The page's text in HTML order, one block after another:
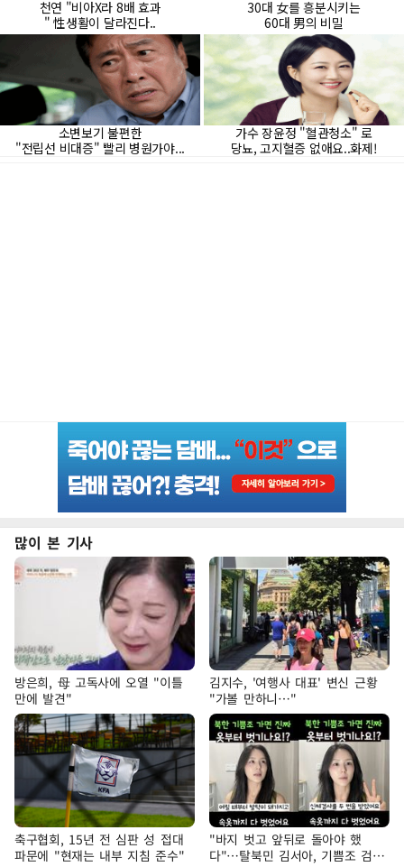
많이 본 기사
방은희, 母 고독사에 오열 "이틀
만에 발견"
김지수, '여행사 대표' 변신 근황
"가볼 만하니…"
축구협회, 15년 전 심판 성 접대
파문에 "현재는 내부 지침 준수"
"바지 벗고 앞뒤로 돌아야 했
다"…탈북민 김서아, 기쁨조 검사